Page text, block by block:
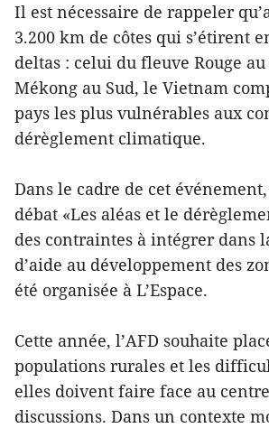
Il est nécessaire de rappeler
3.200 km de côtes qui s’étirent
deltas : celui du fleuve Rouge
Mékong au Sud, le Vietnam
pays les plus vulnérables aux
dérèglement climatique.
Dans le cadre de cet
débat «Les aléas et le
des contraintes à intégrer dans
d’aide au développement des
été organisée à L’Espace.
Cette année, l’AFD souhaite
populations rurales et les
elles doivent faire face au
discussions. Dans un contexte